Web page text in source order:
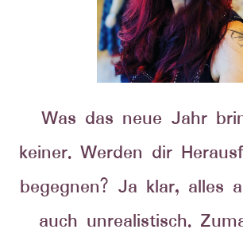
Was das neue Jahr
keiner. Werden dir
begegnen? Ja klar, alles
auch unrealistisch.